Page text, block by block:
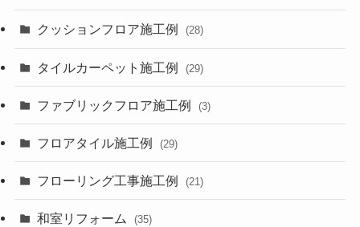
クッションフロア施工例 (28)
タイルカーペット施工例 (29)
ファブリックフロア施工例 (3)
フロアタイル施工例 (29)
フローリング工事施工例 (21)
和室リフォーム (35)